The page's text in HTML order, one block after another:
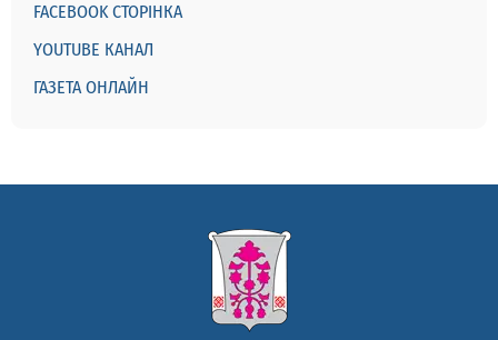
FACEBOOK СТОРІНКА
YOUTUBE КАНАЛ
ГАЗЕТА ОНЛАЙН